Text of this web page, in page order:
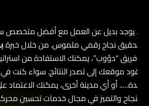
يوجد بديل عن العمل مع أفضل متخصص
نجاح رقمي ملموس. من خلال خبرةبن
موقعك إلى تصدر النتائج. سواء كنت في
أو أي مدينة أخرى، يمكنك الاعتماد
والتميز في مجال خدمات تحسين محركات